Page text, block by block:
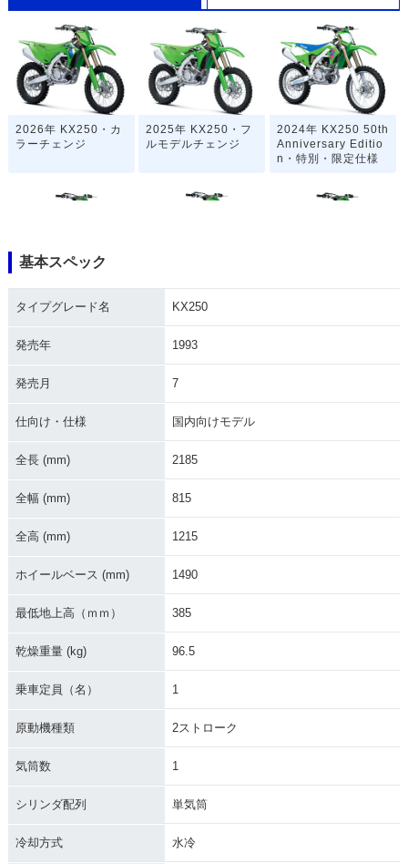
2026年 KX250・カ
ラーチェンジ
2025年 KX250・フ
ルモデルチェンジ
2024年 KX250 50th
Anniversary Editio
n・特別・限定仕様
ラーチェンジ
イナーチェンジ
イナーチェンジ
ルモデルチェンジ
2008年 KX250
基本スペック
タイプグレード名 KX250
発売年 1993
発売月 7
仕向け・仕様 国内向けモデル
全長 (mm) 2185
全幅 (mm) 815
全高 (mm) 1215
ホイールベース (mm) 1490
最低地上高（ｍｍ） 385
乾燥重量 (kg) 96.5
乗車定員（名） 1
原動機種類 2ストローク
気筒数 1
シリンダ配列 単気筒
冷却方式 水冷